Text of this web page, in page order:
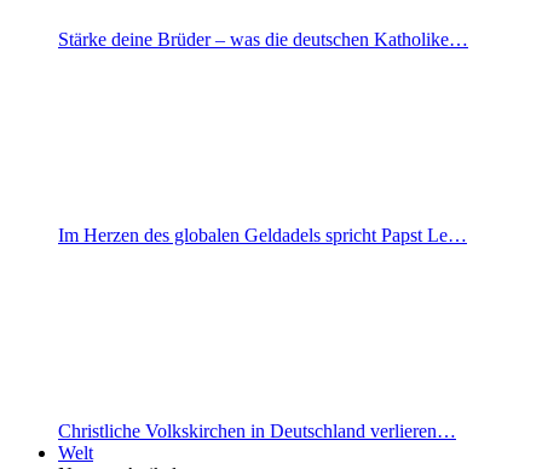
Stärke deine Brüder – was die deutschen Katholike…
Im Herzen des globalen Geldadels spricht Papst Le…
Christliche Volkskirchen in Deutschland verlieren…
Welt